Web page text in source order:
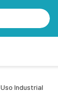
Uso Industrial